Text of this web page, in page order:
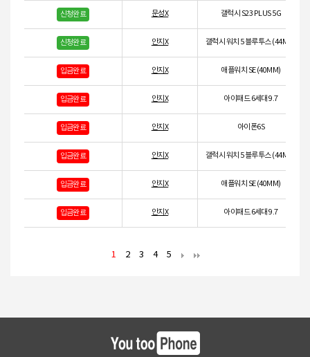
신청완료 문성X 갤럭시 S23 PLUS 5G
신청완료 안지X 갤럭시 워치 5 블루투스 (44MM)
입금완료 안지X 애플워치 SE (40MM)
입금완료 안지X 아이패드 6세대 9.7
입금완료 안지X 아이폰6S
입금완료 안지X 갤럭시 워치 5 블루투스 (44MM)
입금완료 안지X 애플워치 SE (40MM)
입금완료 안지X 아이패드 6세대 9.7
1 2 3 4 5